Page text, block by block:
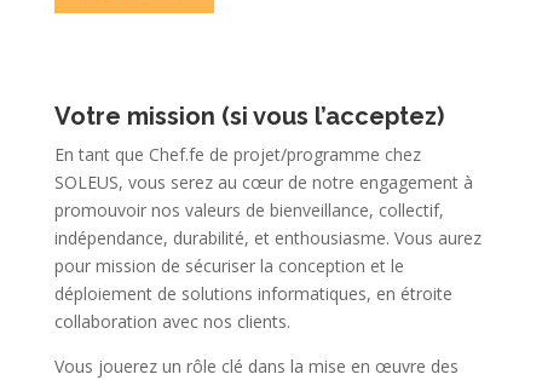
Votre mission (si vous l’acceptez)
En tant que Chef.fe de projet/programme chez
SOLEUS, vous serez au cœur de notre engagement à
promouvoir nos valeurs de bienveillance, collectif,
indépendance, durabilité, et enthousiasme. Vous aurez
pour mission de sécuriser la conception et le
déploiement de solutions informatiques, en étroite
collaboration avec nos clients.
Vous jouerez un rôle clé dans la mise en œuvre des